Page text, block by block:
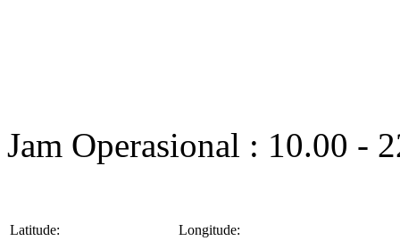
Jam Operasional : 10.00 -
Latitude: Longitude: